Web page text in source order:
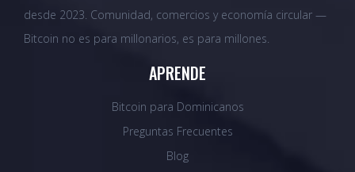
desde 2023. Comunidad, comercios y economía circular —
Bitcoin no es para millonarios, es para millones.
APRENDE
Bitcoin para Dominicanos
Preguntas Frecuentes
Blog